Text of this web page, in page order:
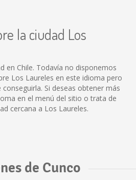
la ciudad Los
en Chile. Todavía no disponemos
Los Laureles en este idioma pero
Si deseas obtener más
en el menú del sitio o trata de
cercana a Los Laureles.
de Cunco